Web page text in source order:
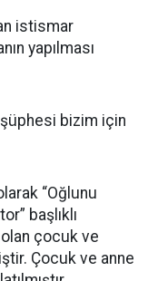
istismar
yapılması
bizim için
“Oğlunu
başlıklı
çocuk ve
Çocuk ve anne